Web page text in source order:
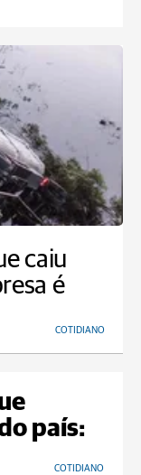
caiu
é
COTIDIANO
país:
COTIDIANO